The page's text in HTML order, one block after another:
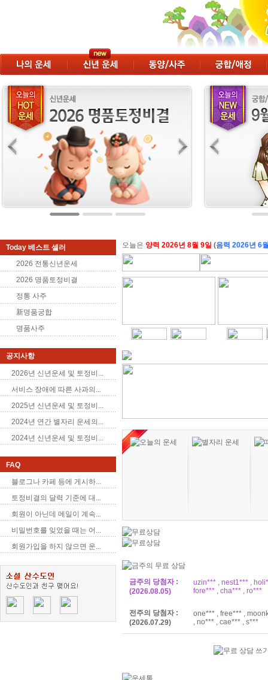
Today 베스트 셀러
2026 전통신년운세
2026 명품토정비결
정통 사주
新명품궁합
명품사주
공지사항
2026년 신년운세 및 토정비...
서비스 장애에 따른 사과의...
2025년 신년운세 및 토정비...
2024년 연간 별자리 운세의...
2024년 신년운세 및 토정비...
FAQ
블로그나 카페 등에 게시하...
토정비결의 달력 기준에 대...
회원이 아닌데 메일이 계속...
비밀번호를 잊었을 때는 어...
회원가입을 하지 않으면 운...
오늘은 양력 2026년 8월 9일 (음력 2026년 6
금주의 당첨자 :
(2026.08.05)
uzin*** , nest1*** ,
fore*** , cha*** , ro***
전주의 당첨자 :
(2026.07.29)
one*** , free*** ,
, no*** , cae*** , s***